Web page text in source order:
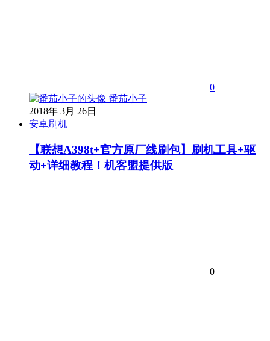
0
番茄小子
2018年 3月 26日
安卓刷机
【联想A398t+官方原厂线刷包】刷机工具+驱
动+详细教程！机客盟提供版
0